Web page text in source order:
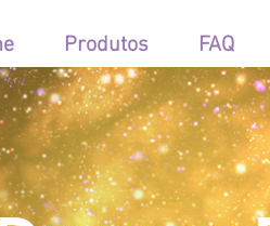
Produtos FAQ